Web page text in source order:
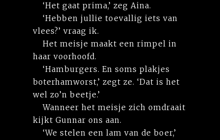
‘Het gaat prima,’ zeg Aina.
‘Hebben jullie toevallig iets van
vlees?’ vraag ik.
Het meisje maakt een rimpel in
haar voorhoofd.
‘Hamburgers. En soms plakjes
boterhamworst,’ zegt ze. ‘Dat is het
wel zo’n beetje.’
Wanneer het meisje zich omdraait
kijkt Gunnar ons aan.
‘We stelen een lam van de boer,’